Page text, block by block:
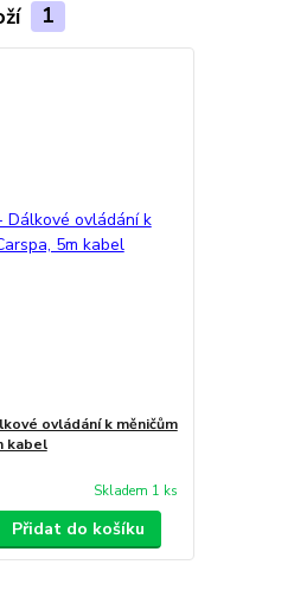
1
ovládání k měničům
kabel
Skladem 1 ks
Přidat do košíku